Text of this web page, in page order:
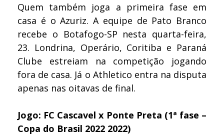
Quem também joga a primeira fase em
casa é o Azuriz. A equipe de Pato Branco
recebe o Botafogo-SP nesta quarta-feira,
23. Londrina, Operário, Coritiba e Paraná
Clube estreiam na competição jogando
fora de casa. Já o Athletico entra na disputa
apenas nas oitavas de final.
Jogo: FC Cascavel x Ponte Preta (1ª fase –
Copa do Brasil 2022 2022)